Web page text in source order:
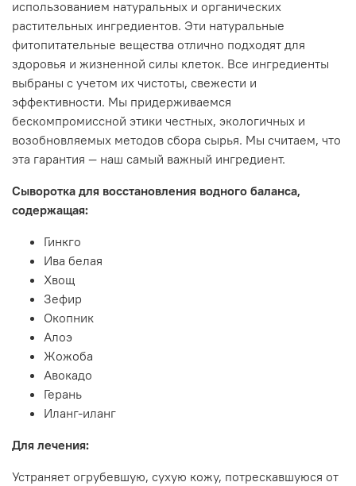
использованием натуральных и органических
растительных ингредиентов. Эти натуральные
фитопитательные вещества отлично подходят для
здоровья и жизненной силы клеток. Все ингредиенты
выбраны с учетом их чистоты, свежести и
эффективности. Мы придерживаемся
бескомпромиссной этики честных, экологичных и
возобновляемых методов сбора сырья. Мы считаем, что
эта гарантия — наш самый важный ингредиент.
Сыворотка для восстановления водного баланса,
содержащая:
Гинкго
Ива белая
Хвощ
Зефир
Окопник
Алоэ
Жожоба
Авокадо
Герань
Иланг-иланг
Для лечения:
Устраняет огрубевшую, сухую кожу, потрескавшуюся от